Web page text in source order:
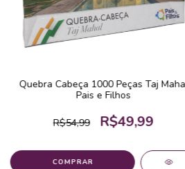
Quebra Cabeça 1000 Peças Taj
Pais e Filhos
R$54,99 R$49,99